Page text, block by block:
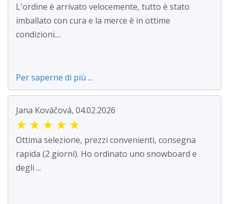
L'ordine è arrivato velocemente, tutto è stato
imballato con cura e la merce è in ottime
condizioni....
Per saperne di più ...
Jana Kováčová, 04.02.2026
★ ★ ★ ★ ★
Ottima selezione, prezzi convenienti, consegna
rapida (2 giorni). Ho ordinato uno snowboard e
degli ...